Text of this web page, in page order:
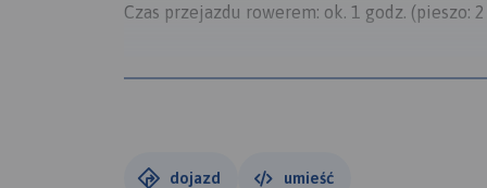
Czas przejazdu rowerem: ok. 1 godz. (pieszo:
Polanę Izwór (trasa narciarska II, IV, IVa). W
ale wcześniej warto zwrócić uwagę na
dojazd umieść